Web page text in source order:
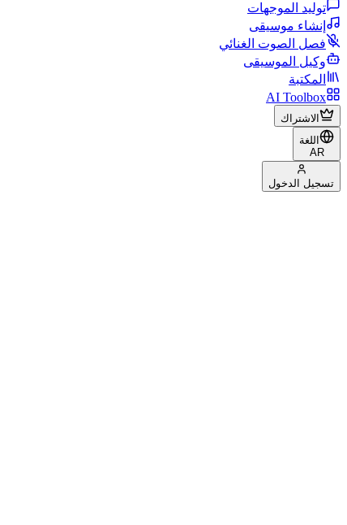
توليد الموجهات
إنشاء موسيقى
فصل الصوت الغنائي
وكيل الموسيقى
المكتبة
AI Toolbox
الاشتراك
اللغة
AR
تسجيل الدخول